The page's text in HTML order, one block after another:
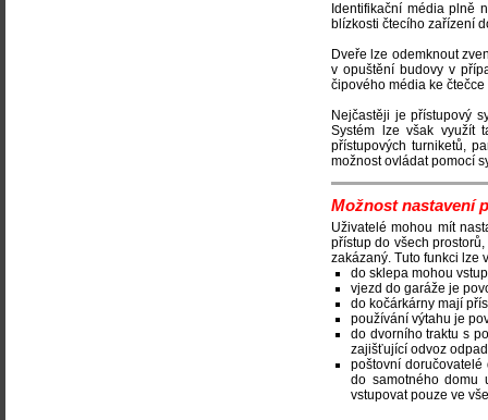
Identifikační média plně
blízkosti čtecího zařízení
Dveře lze odemknout
v opuštění budovy v
čipového média ke
Nejčastěji je přístupový
Systém lze však využít
přístupových turniketů,
možnost ovládat pomocí
Možnost nastavení
Uživatelé mohou mít
přístup do všech
zakázaný. Tuto funkci lze
do sklepa mohou
vjezd do garáže je
do kočárkárny mají
používání výtahu je
do dvorního traktu s
zajišťující odvoz
poštovní
do samotného domu
vstupovat pouze ve